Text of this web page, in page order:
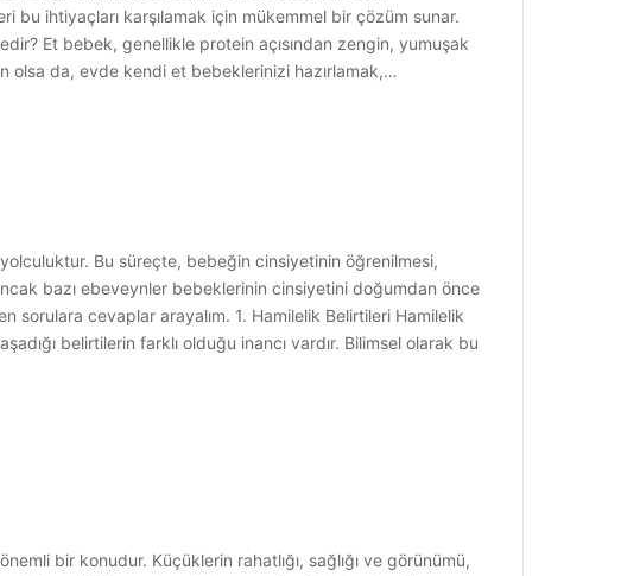
bu ihtiyaçları karşılamak için mükemmel bir çözüm sunar.
Et bebek, genellikle protein açısından zengin, yumuşak
olsa da, evde kendi et bebeklerinizi hazırlamak,…
Bu süreçte, bebeğin cinsiyetinin öğrenilmesi,
bazı ebeveynler bebeklerinin cinsiyetini doğumdan önce
sorulara cevaplar arayalım. 1. Hamilelik Belirtileri Hamilelik
belirtilerin farklı olduğu inancı vardır. Bilimsel olarak bu
bir konudur. Küçüklerin rahatlığı, sağlığı ve görünümü,